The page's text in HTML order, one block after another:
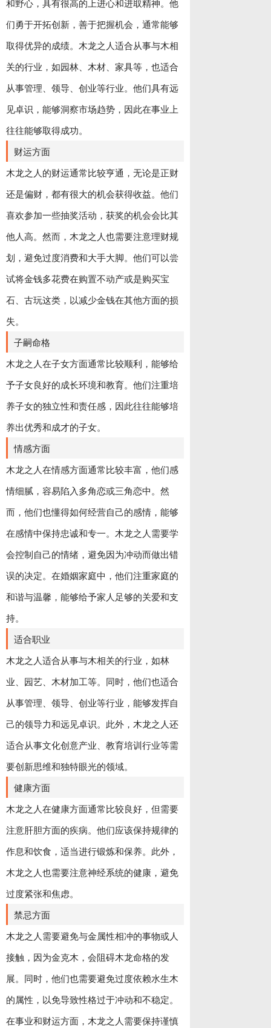
和野心，具有很高的上进心和进取精神。他
们勇于开拓创新，善于把握机会，通常能够
取得优异的成绩。木龙之人适合从事与木相
关的行业，如园林、木材、家具等，也适合
从事管理、领导、创业等行业。他们具有远
见卓识，能够洞察市场趋势，因此在事业上
往往能够取得成功。
财运方面
木龙之人的财运通常比较亨通，无论是正财
还是偏财，都有很大的机会获得收益。他们
喜欢参加一些抽奖活动，获奖的机会会比其
他人高。然而，木龙之人也需要注意理财规
划，避免过度消费和大手大脚。他们可以尝
试将金钱多花费在购置不动产或是购买宝
石、古玩这类，以减少金钱在其他方面的损
失。
子嗣命格
木龙之人在子女方面通常比较顺利，能够给
予子女良好的成长环境和教育。他们注重培
养子女的独立性和责任感，因此往往能够培
养出优秀和成才的子女。
情感方面
木龙之人在情感方面通常比较丰富，他们感
情细腻，容易陷入多角恋或三角恋中。然
而，他们也懂得如何经营自己的感情，能够
在感情中保持忠诚和专一。木龙之人需要学
会控制自己的情绪，避免因为冲动而做出错
误的决定。在婚姻家庭中，他们注重家庭的
和谐与温馨，能够给予家人足够的关爱和支
持。
适合职业
木龙之人适合从事与木相关的行业，如林
业、园艺、木材加工等。同时，他们也适合
从事管理、领导、创业等行业，能够发挥自
己的领导力和远见卓识。此外，木龙之人还
适合从事文化创意产业、教育培训行业等需
要创新思维和独特眼光的领域。
健康方面
木龙之人在健康方面通常比较良好，但需要
注意肝胆方面的疾病。他们应该保持规律的
作息和饮食，适当进行锻炼和保养。此外，
木龙之人也需要注意神经系统的健康，避免
过度紧张和焦虑。
禁忌方面
木龙之人需要避免与金属性相冲的事物或人
接触，因为金克木，会阻碍木龙命格的发
展。同时，他们也需要避免过度依赖水生木
的属性，以免导致性格过于冲动和不稳定。
在事业和财运方面，木龙之人需要保持谨慎